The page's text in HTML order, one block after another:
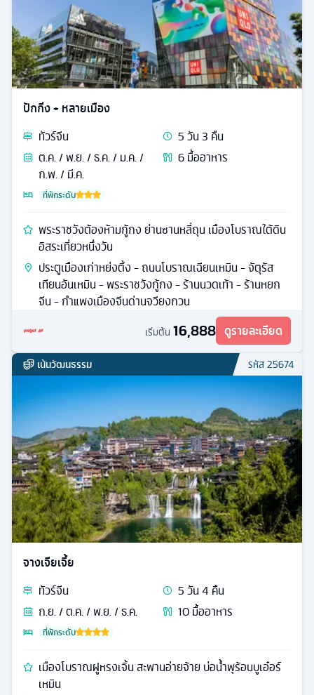
ปักกิ่ง + หลายเมือง
ทัวร์จีน 5วัน3 คืน
ต.ค. / พ.ย. / ธ.ค. / ม.ค. /
ก.พ. / มี.ค.
6มื้ออาหาร
ที่พักระดับ
พระราชวังต้องห้ามกู้กง ย่านซานหลี่ถุน เมืองโบราณใต้ดิน
อิสระเที่ยวหนึ่งวัน
ประตูเมืองเก่าหย่งติ้ง - ถนนโบราณเฉียนเหมิน - จัตุรัส
เทียนอันเหมิน - พระราชวังกู้กง - ร้านนวดเท้า - ร้านหยก
จีน - กำแพงเมืองจีนด่านจวียงกวน
เริ่มต้น 16,888 ดูรายละเอียด
เน้นวัฒนธรรม รหัส25674
จางเจียเจี้ย
ทัวร์จีน 5วัน4 คืน
ก.ย. / ต.ค. / พ.ย. / ธ.ค.
10มื้ออาหาร
ที่พักระดับ
เมืองโบราณฝูหรงเจิ้น สะพานอ่ายจ้าย บ่อน้ำพุร้อนบูเอ๋อร์
เหมิน